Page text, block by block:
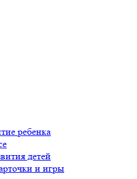
ребенка
детей
и игры